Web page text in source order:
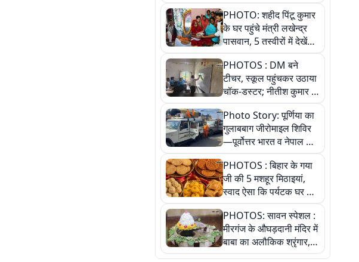
PHOTO: शहीद पिंटू कुमार
के घर पहुंचे मंत्री लखेन्द्र
पासवान, 5 तस्वीरों में देखें
उस भावुक पल की पूरी
कहानी
PHOTOS : DM बने
टीचर, स्कूल पहुंचकर उठाया
चॉक-डस्टर; नीतीश कुमार के
इस चहेते अधिकारी को
जानिए
Photo Story: पूर्णिया का
गुलाबबाग जीरोमाइल शिविर
—पूर्वोत्तर भारत व नेपाल के
कांवरियों का प्रमुख सेवा धाम
PHOTOS : बिहार के गया
जी की 5 मशहूर मिठाइयां,
स्वाद ऐसा कि पर्यटक घर ले
जाना नहीं भूलते, तस्वीरों में
देखें
PHOTOS: सावन स्पेशल :
मीरगंज के औघड़दानी मंदिर में
बाबा का अलौकिक श्रृंगार,
तस्वीरों में देखें महादेव के कई